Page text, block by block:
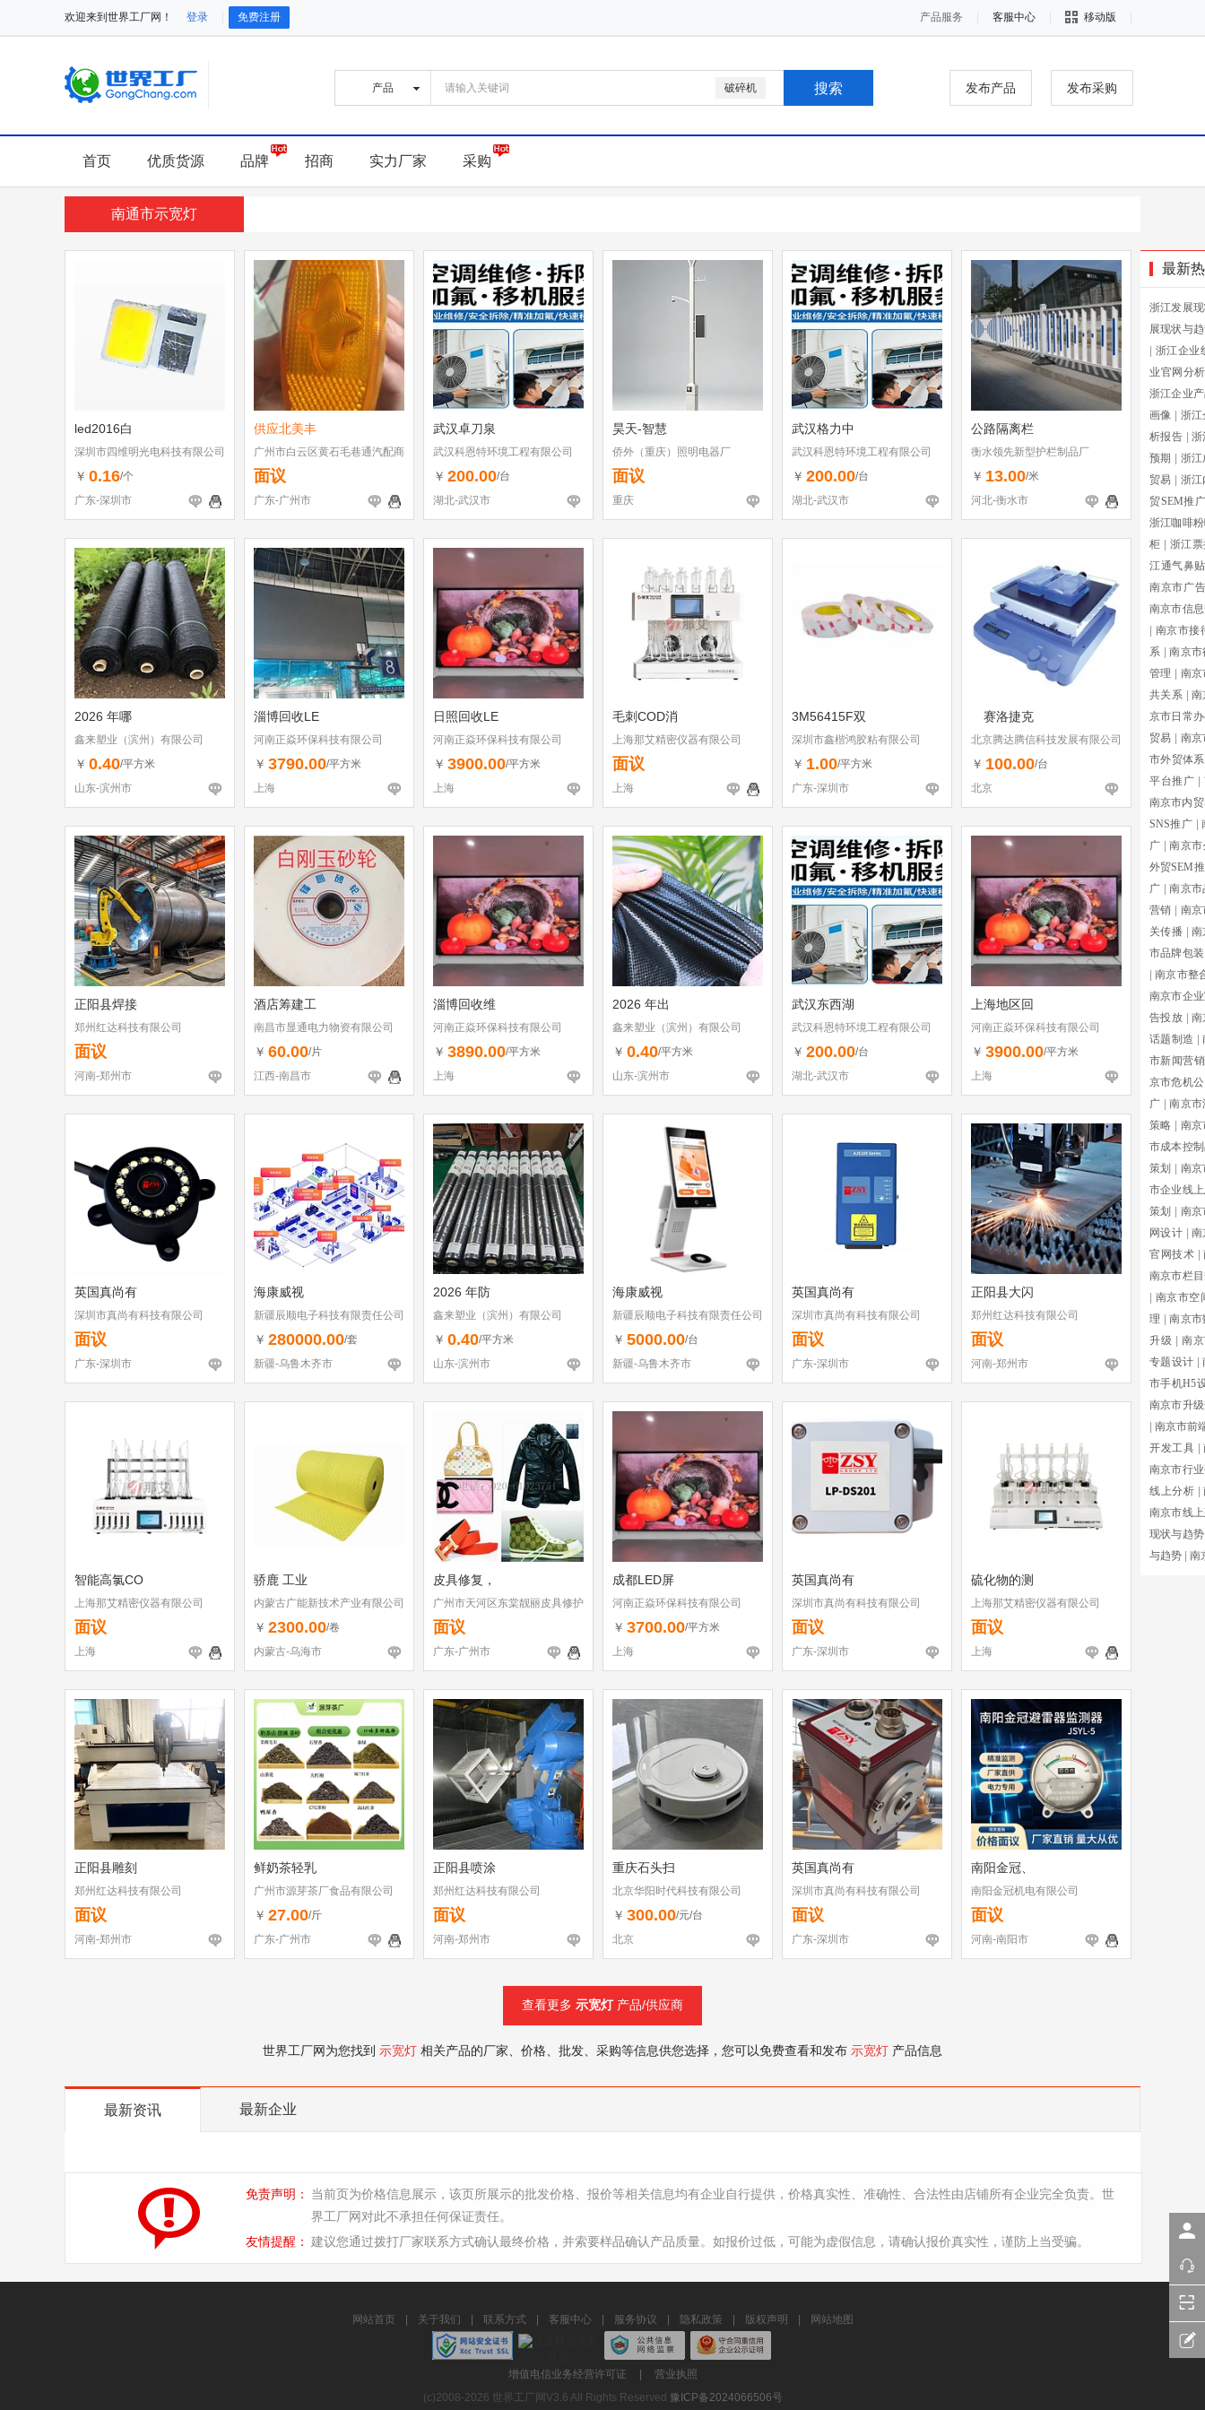
欢迎来到世界工厂网！ 登录 免费注册 产品服务 客服中心 移动版
破碎机 发布产品 发布采购
首页 优质货源 品牌 招商 实力厂家 采购
南通市示宽灯
led2016白
深圳市四维明光电科技有限公司
￥ 0.16/个
广东-深圳市
供应北美丰
广州市白云区黄石毛巷通汽配商
行
面议
广东-广州市
武汉卓刀泉
武汉科恩特环境工程有限公司
￥ 200.00/台
湖北-武汉市
昊天-智慧
侨外（重庆）照明电器厂
面议
重庆
武汉格力中
武汉科恩特环境工程有限公司
￥ 200.00/台
湖北-武汉市
公路隔离栏
衡水领先新型护栏制品厂
￥ 13.00/米
河北-衡水市
2026 年哪
鑫来塑业（滨州）有限公司
￥ 0.40/平方米
山东-滨州市
淄博回收LE
河南正焱环保科技有限公司
￥ 3790.00/平方米
上海
日照回收LE
河南正焱环保科技有限公司
￥ 3900.00/平方米
上海
毛刺COD消
上海那艾精密仪器有限公司
面议
上海
3M56415F双
深圳市鑫楷鸿胶粘有限公司
￥ 1.00/平方米
广东-深圳市
赛洛捷克
北京腾达腾信科技发展有限公司
￥ 100.00/台
北京
正阳县焊接
郑州红达科技有限公司
面议
河南-郑州市
酒店筹建工
南昌市显通电力物资有限公司
￥ 60.00/片
江西-南昌市
淄博回收维
河南正焱环保科技有限公司
￥ 3890.00/平方米
上海
2026 年出
鑫来塑业（滨州）有限公司
￥ 0.40/平方米
山东-滨州市
武汉东西湖
武汉科恩特环境工程有限公司
￥ 200.00/台
湖北-武汉市
上海地区回
河南正焱环保科技有限公司
￥ 3900.00/平方米
上海
英国真尚有
深圳市真尚有科技有限公司
面议
广东-深圳市
海康威视
新疆辰顺电子科技有限责任公司
￥ 280000.00/套
新疆-乌鲁木齐市
2026 年防
鑫来塑业（滨州）有限公司
￥ 0.40/平方米
山东-滨州市
海康威视
新疆辰顺电子科技有限责任公司
￥ 5000.00/台
新疆-乌鲁木齐市
英国真尚有
深圳市真尚有科技有限公司
面议
广东-深圳市
正阳县大闪
郑州红达科技有限公司
面议
河南-郑州市
智能高氯CO
上海那艾精密仪器有限公司
面议
上海
骄鹿 工业
内蒙古广能新技术产业有限公司
￥ 2300.00/卷
内蒙古-乌海市
皮具修复，
广州市天河区东棠靓丽皮具修护
店
面议
广东-广州市
成都LED屏
河南正焱环保科技有限公司
￥ 3700.00/平方米
上海
英国真尚有
深圳市真尚有科技有限公司
面议
广东-深圳市
硫化物的测
上海那艾精密仪器有限公司
面议
上海
正阳县雕刻
郑州红达科技有限公司
面议
河南-郑州市
鲜奶茶轻乳
广州市源芽茶厂食品有限公司
￥ 27.00/斤
广东-广州市
正阳县喷涂
郑州红达科技有限公司
面议
河南-郑州市
重庆石头扫
北京华阳时代科技有限公司
￥ 300.00/元/台
北京
英国真尚有
深圳市真尚有科技有限公司
面议
广东-深圳市
南阳金冠、
南阳金冠机电有限公司
面议
河南-南阳市
查看更多 示宽灯产品/供应商
世界工厂网为您找到 示宽灯 相关产品的厂家、价格、批发、采购等信息供您选择，您可以免费查看和发布 示宽灯 产品信息
最新
浙江发展
展现状与
浙江企业
业官网分析
浙江企业
画像
浙
析报告
浙
预期
浙江
贸易
浙
贸SEM推
浙江咖啡
柜
浙江
江通气鼻贴
南京市广
南京市信
南京市接
系
南京市
管理
南
共关系
南
京市日常
贸易
南
市外贸体
平台推广
南京市内
SNS推广
广
南京市
外贸SEM
广
南京市
营销
南
关传播
南
市品牌包装
南京市整
南京市企
告投放
南
话题制造
市新闻营销
京市危机
广
南京市
策略
南
市成本控
策划
南
市企业线
策划
南
网设计
南
官网技术
南京市栏
南京市空
理
南京市
升级
南
专题设计
市手机H5
南京市升
南京市前
开发工具
南京市行
线上分析
南京市线
现状与趋势
与趋势
南
最新资讯 最新企业
免责声明：
当前页为价格信息展示，该页所展示的批发价格、报价等相关信息均有企业自行提供，价格真实性、准确性、合法性由店铺所有企业完全负责。世
界工厂网对此不承担任何保证责任。
友情提醒： 建议您通过拨打厂家联系方式确认最终价格，并索要样品确认产品质量。如报价过低，可能为虚假信息，请确认报价真实性，谨防上当受骗。
网站首页 关于我们 联系方式 客服中心 服务协议 隐私政策 版权声明 网站地图
增值电信业务经营许可证
营业执照
(c)2008-2026 世界工厂网V3.6 All Rights Reserved 豫ICP备2024066506号